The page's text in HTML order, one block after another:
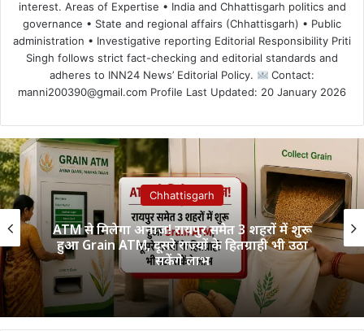
interest. Areas of Expertise • India and Chhattisgarh politics and
governance • State and regional affairs (Chhattisgarh) • Public
administration • Investigative reporting Editorial Responsibility Priti
Singh follows strict fact-checking and editorial standards and
adheres to INN24 News’ Editorial Policy.
Contact:
manni200390@gmail.com Profile Last Updated: 20 January 2026
Chhattisgarh
ATM से मिलेगा अनाज! रायपुर समेत 3 शहरों में शुरू
हुआ Grain ATM, दूसरे राज्यों के हितग्राही भी उठा
सकेंगे लाभ